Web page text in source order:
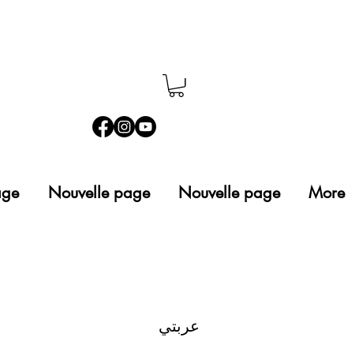
Nouvelle page Nouvelle page More
عربتي